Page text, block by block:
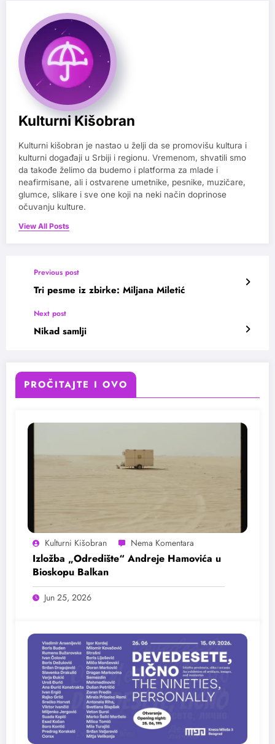
Kulturni Kišobran
Kulturni kišobran je nastao u želji da se promovišu kultura i
kulturni događaji u Srbiji i regionu. Vremenom, shvatili smo
da takođe želimo da budemo i platforma za mlade i
neafirmisane, ali i ostvarene umetnike, pesnike, muzičare,
glumce, slikare i sve one koji na neki način doprinose
očuvanju kulture.
View All Posts
Previous post
Tri pesme iz zbirke: Miljana Miletić
Next post
Nikad samlji
PROČITAJTE I OVO
Kulturni Kišobran
Izložba „Odredište“ Andreje Hamovića u
Bioskopu Balkan
Jun 25, 2026